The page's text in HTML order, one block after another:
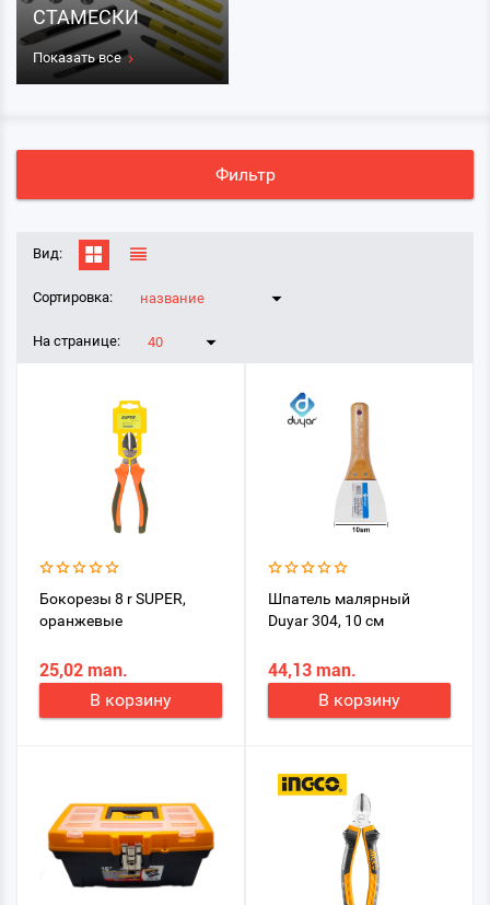
СТАМЕСКИ
Показать все
Фильтр
Вид:
Сортировка: название
На странице: 40
Бокорезы 8 r SUPER,
оранжевые
25,02 man.
В корзину
Шпатель малярный
Duyar 304, 10 см
44,13 man.
В корзину